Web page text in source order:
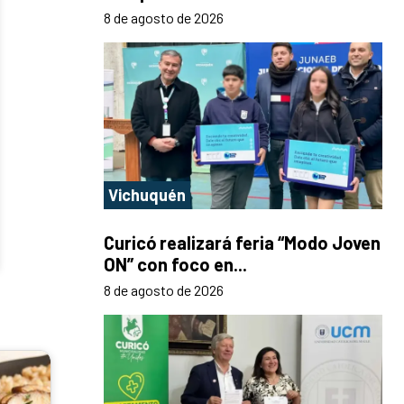
8 de agosto de 2026
Vichuquén
Curicó realizará feria “Modo Joven
ON” con foco en...
8 de agosto de 2026